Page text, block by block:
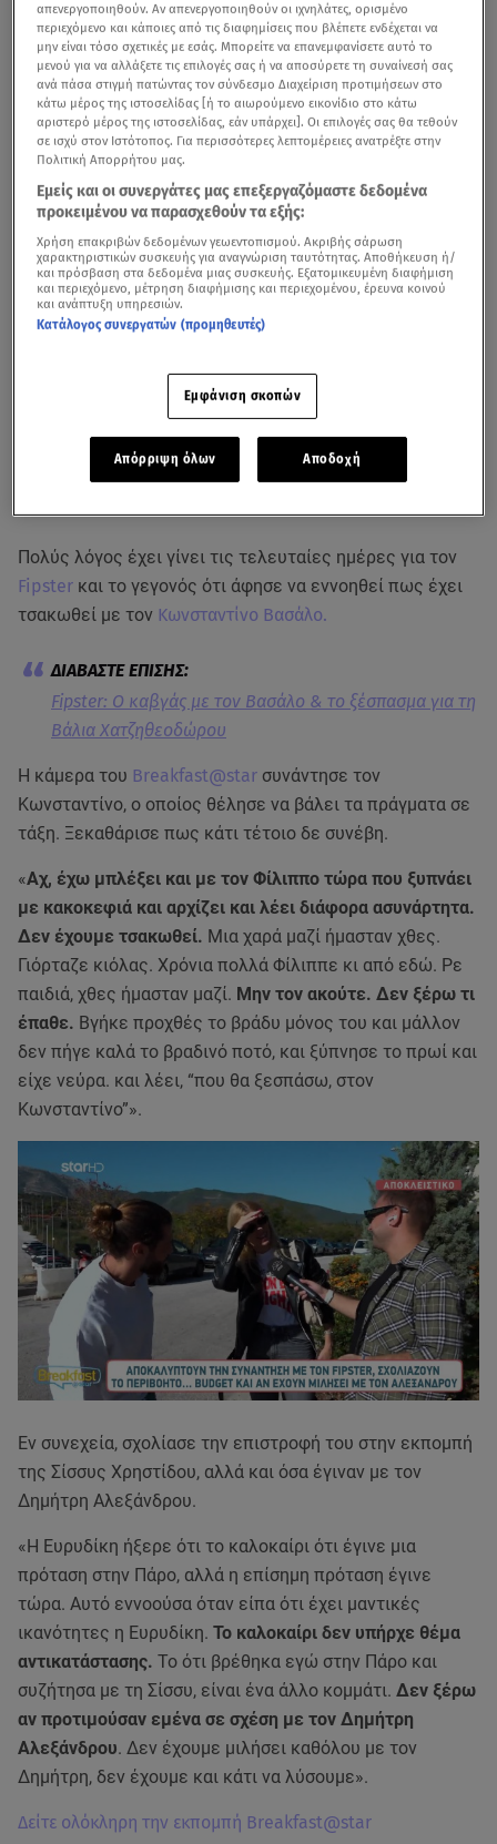
Πολύς λόγος έχει γίνει τις τελευταίες ημέρες για τον
Fipster και το γεγονός ότι άφησε να εννοηθεί πως έχει
τσακωθεί με τον Κωνσταντίνο Βασάλο.
Fipster: Ο καβγάς με τον Βασάλο & το ξέσπασμα για τη
Βάλια Χατζηθεοδώρου
Η κάμερα του Breakfast@star συνάντησε τον
Κωνσταντίνο, ο οποίος θέλησε να βάλει τα πράγματα σε
τάξη. Ξεκαθάρισε πως κάτι τέτοιο δε συνέβη.
«Αχ, έχω μπλέξει και με τον Φίλιππο τώρα που ξυπνάει
με κακοκεφιά και αρχίζει και λέει διάφορα ασυνάρτητα.
Δεν έχουμε τσακωθεί. Μια χαρά μαζί ήμασταν χθες.
Γιόρταζε κιόλας. Χρόνια πολλά Φίλιππε κι από εδώ. Ρε
παιδιά, χθες ήμασταν μαζί. Μην τον ακούτε. Δεν ξέρω τι
έπαθε. Βγήκε προχθές το βράδυ μόνος του και μάλλον
δεν πήγε καλά το βραδινό ποτό, και ξύπνησε το πρωί και
είχε νεύρα. και λέει, “που θα ξεσπάσω, στον
Κωνσταντίνο”».
Εν συνεχεία, σχολίασε την επιστροφή του στην εκπομπή
της Σίσσυς Χρηστίδου, αλλά και όσα έγιναν με τον
Δημήτρη Αλεξάνδρου.
«Η Ευρυδίκη ήξερε ότι το καλοκαίρι ότι έγινε μια
πρόταση στην Πάρο, αλλά η επίσημη πρόταση έγινε
τώρα. Αυτό εννοούσα όταν είπα ότι έχει μαντικές
ικανότητες η Ευρυδίκη. Το καλοκαίρι δεν υπήρχε θέμα
αντικατάστασης. Το ότι βρέθηκα εγώ στην Πάρο και
συζήτησα με τη Σίσσυ, είναι ένα άλλο κομμάτι. Δεν ξέρω
αν προτιμούσαν εμένα σε σχέση με τον Δημήτρη
Αλεξάνδρου. Δεν έχουμε μιλήσει καθόλου με τον
Δημήτρη, δεν έχουμε και κάτι να λύσουμε».
Δείτε ολόκληρη την εκπομπή Breakfast@star
απενεργοποιηθούν. Αν απενεργοποιηθούν οι ιχνηλάτες, ορισμένο
περιεχόμενο και κάποιες από τις διαφημίσεις που βλέπετε ενδέχεται να
μην είναι τόσο σχετικές με εσάς. Μπορείτε να επανεμφανίσετε αυτό το
μενού για να αλλάξετε τις επιλογές σας ή να αποσύρετε τη συναίνεσή σας
ανά πάσα στιγμή πατώντας τον σύνδεσμο Διαχείριση προτιμήσεων στο
κάτω μέρος της ιστοσελίδας [ή το αιωρούμενο εικονίδιο στο κάτω
αριστερό μέρος της ιστοσελίδας, εάν υπάρχει]. Οι επιλογές σας θα τεθούν
σε ισχύ στον Ιστότοπος. Για περισσότερες λεπτομέρειες ανατρέξτε στην
Πολιτική Απορρήτου μας.
Εμείς και οι συνεργάτες μας επεξεργαζόμαστε δεδομένα
προκειμένου να παρασχεθούν τα εξής:
Χρήση επακριβών δεδομένων γεωεντοπισμού. Ακριβής σάρωση
χαρακτηριστικών συσκευής για αναγνώριση ταυτότητας. Αποθήκευση ή/
και πρόσβαση στα δεδομένα μιας συσκευής. Εξατομικευμένη διαφήμιση
και περιεχόμενο, μέτρηση διαφήμισης και περιεχομένου, έρευνα κοινού
και ανάπτυξη υπηρεσιών.
Κατάλογος συνεργατών (προμηθευτές)
Εμφάνιση σκοπών
Απόρριψη όλων Αποδοχή